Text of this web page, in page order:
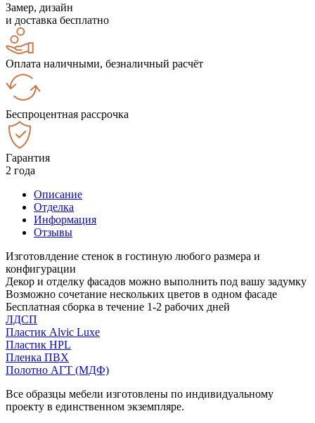
Замер, дизайн
и доставка бесплатно
Оплата наличными, безналичный расчёт
Беспроцентная рассрочка
Гарантия
2 года
Описание
Отделка
Информация
Отзывы
Изготовлдение стенок в гостиную любого размера и
конфигурации
Декор и отделку фасадов можно выполнить под вашу задумку
Возможно сочетание нескольких цветов в одном фасаде
Бесплатная сборка в течение 1-2 рабочих дней
ЛДСП
Пластик Alvic Luxe
Пластик HPL
Пленка ПВХ
Полотно АГТ (МДФ)
Все образцы мебели изготовлены по индивидуальному
проекту в единственном экземпляре.